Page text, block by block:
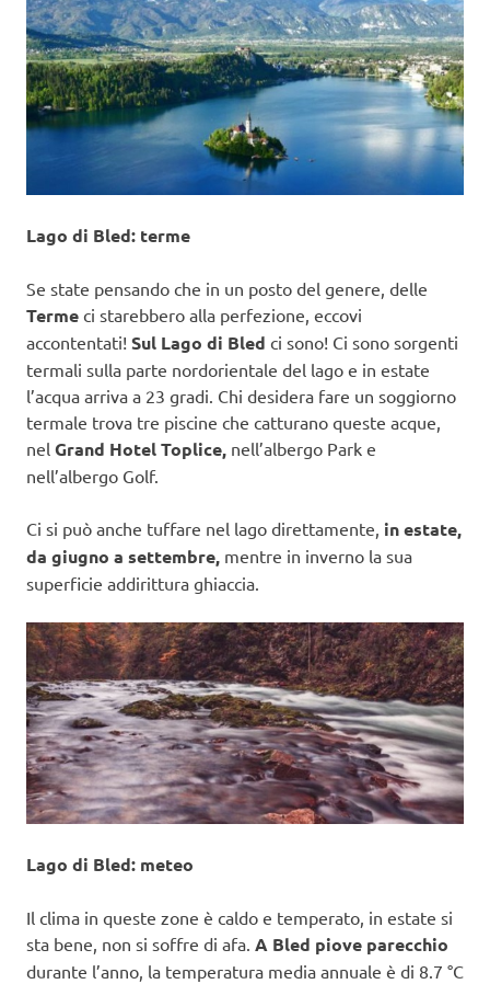
Lago di Bled: terme
Se state pensando che in un posto del genere, delle
Terme ci starebbero alla perfezione, eccovi
accontentati! Sul Lago di Bled ci sono! Ci sono sorgenti
termali sulla parte nordorientale del lago e in estate
l’acqua arriva a 23 gradi. Chi desidera fare un soggiorno
termale trova tre piscine che catturano queste acque,
nel Grand Hotel Toplice, nell’albergo Park e
nell’albergo Golf.
Ci si può anche tuffare nel lago direttamente, in estate,
da giugno a settembre, mentre in inverno la sua
superficie addirittura ghiaccia.
Lago di Bled: meteo
Il clima in queste zone è caldo e temperato, in estate si
sta bene, non si soffre di afa. A Bled piove parecchio
durante l’anno, la temperatura media annuale è di 8.7 °C